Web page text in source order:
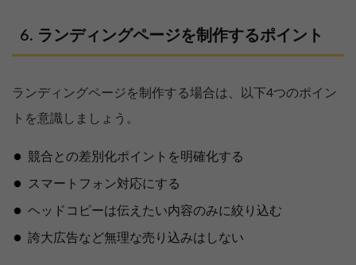
ランディングページを制作するポイント
ランディングページを制作する場合は、以下4つのポイン
トを意識しましょう。
競合との差別化ポイントを明確化する
スマートフォン対応にする
ヘッドコピーは伝えたい内容のみに絞り込む
誇大広告など無理な売り込みはしない